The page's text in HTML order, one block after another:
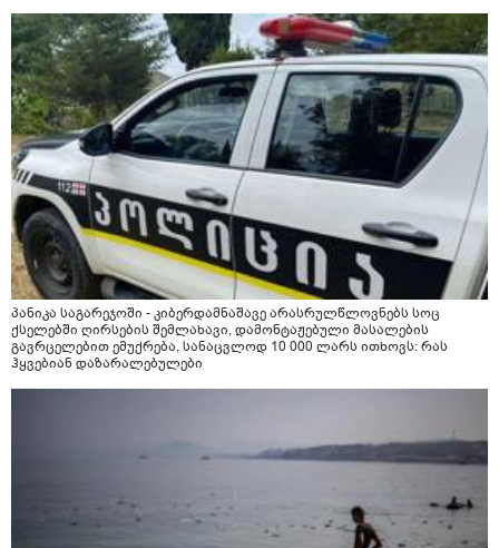
პანიკა საგარეჯოში - კიბერდამნაშავე არასრულწლოვნებს სოც
ქსელებში ღირსების შემლახავი, დამონტაჟებული მასალების
გავრცელებით ემუქრება, სანაცვლოდ 10 000 ლარს ითხოვს: რას
ჰყვებიან დაზარალებულები